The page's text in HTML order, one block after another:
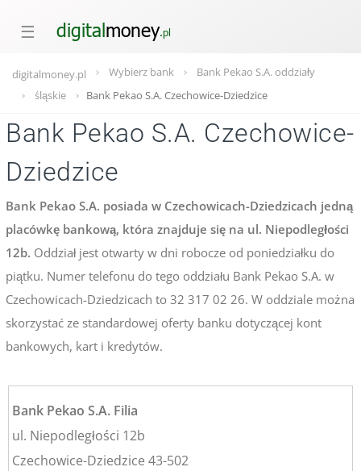
☰
digitalmoney.pl Wybierz bank
Bank Pekao S.A. oddziały
śląskie
Bank Pekao S.A. Czechowice-Dziedzice
Bank Pekao S.A. Czechowice-
Dziedzice
Bank Pekao S.A. posiada w Czechowicach-Dziedzicach jedną
placówkę bankową, która znajduje się na ul. Niepodległości
12b. Oddział jest otwarty w dni robocze od poniedziałku do
piątku. Numer telefonu do tego oddziału Bank Pekao S.A. w
Czechowicach-Dziedzicach to 32 317 02 26. W oddziale można
skorzystać ze standardowej oferty banku dotyczącej kont
bankowych, kart i kredytów.
Bank Pekao S.A. Filia
ul. Niepodległości 12b
Czechowice-Dziedzice 43-502